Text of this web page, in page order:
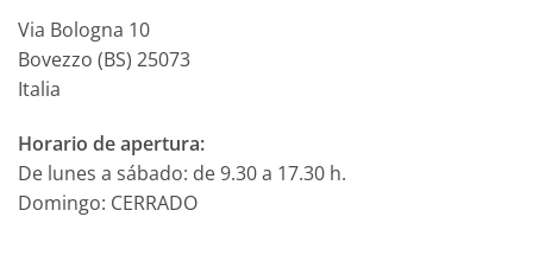
Via Bologna 10
Bovezzo (BS) 25073
Italia
Horario de apertura:
De lunes a sábado: de 9.30 a 17.30 h.
Domingo: CERRADO